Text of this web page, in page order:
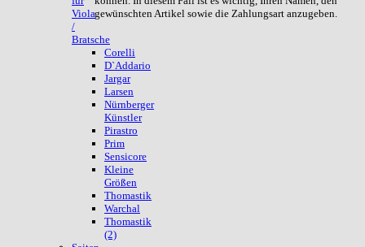
gewünschten Artikel sowie die Zahlungsart anzugeben.
Viola
/
Bratsche
Corelli
D`Addario
Jargar
Larsen
Nürnberger
Künstler
Pirastro
Prim
Sensicore
Kleine
Größen
Thomastik
Warchal
Thomastik
(2)